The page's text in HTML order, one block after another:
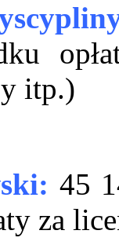
itp.)
45
za